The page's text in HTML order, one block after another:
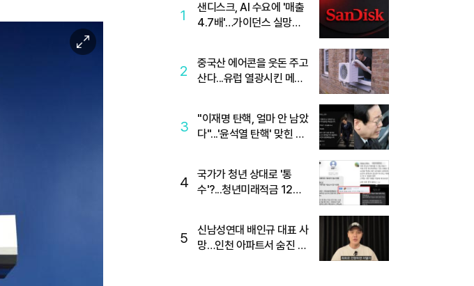
이
미
1
샌디스크, AI 수요에 '매출
4.7배'…가이던스 실망에
2
중국산 에어콘을 웃돈 주고
산다...유럽 열광시킨 메이
3
"이재명 탄핵, 얼마 안 남았
다"...'윤석열 탄핵' 맞힌 무
4
국가가 청년 상대로 '통
수'?...청년미래적금 12%
5
신남성연대 배인규 대표 사
망…인천 아파트서 숨진 채